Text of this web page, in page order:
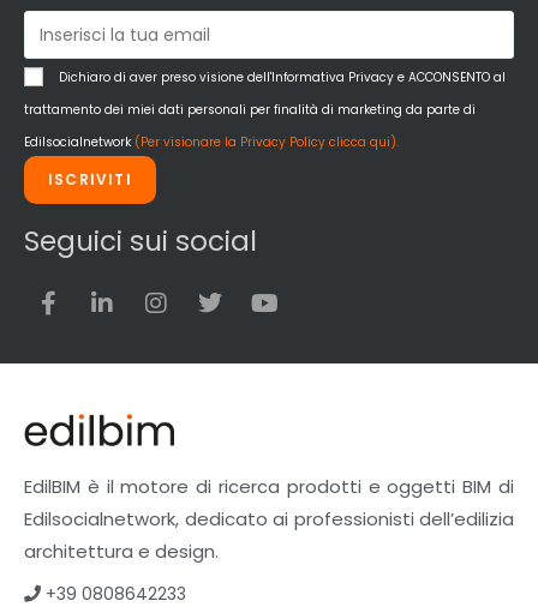
Dichiaro di aver preso visione dell'Informativa Privacy e ACCONSENTO al
trattamento dei miei dati personali per finalità di marketing da parte di
Edilsocialnetwork (Per visionare la Privacy Policy clicca qui).
ISCRIVITI
Seguici sui social
EdilBIM è il motore di ricerca prodotti e oggetti BIM di
Edilsocialnetwork, dedicato ai professionisti dell’edilizia
architettura e design.
+39 0808642233